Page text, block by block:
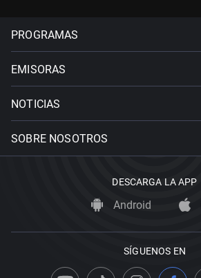
PROGRAMAS
EMISORAS
NOTICIAS
SOBRE NOSOTROS
DESCARGA LA APP
Android
SÍGUENOS EN